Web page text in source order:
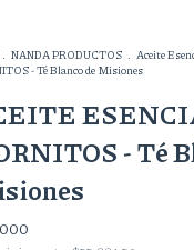
. NANDA PRODUCTOS . Aceite
- Té Blanco de Misiones
- Té